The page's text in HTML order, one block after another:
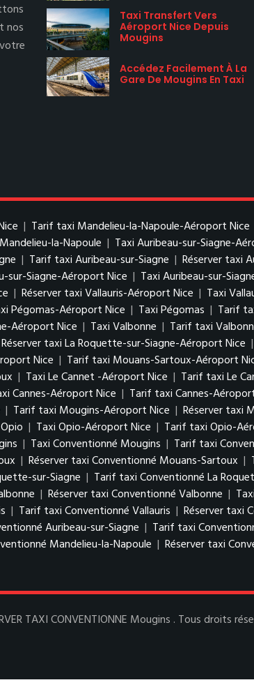
nos
Taxi Transfert Vers
Aéroport Nice Depuis
Mougins
Accédez Facilement À La
Gare De Mougins En Taxi
| Tarif taxi Mandelieu-la-Napoule-Aéroport Nice
la-Napoule | Taxi Auribeau-sur-Siagne-
| Tarif taxi Auribeau-sur-Siagne | Réserver taxi
sur-Siagne-Aéroport Nice | Taxi Auribeau-sur-
| Réserver taxi Vallauris-Aéroport Nice | Taxi
Pégomas-Aéroport Nice | Taxi Pégomas | Tarif
Aéroport Nice | Taxi Valbonne | Tarif taxi
Réserver taxi La Roquette-sur-Siagne-Aéroport Nice |
Nice | Tarif taxi Mouans-Sartoux-Aéroport
| Taxi Le Cannet -Aéroport Nice | Tarif taxi Le
Cannes-Aéroport Nice | Tarif taxi Cannes-
| Tarif taxi Mougins-Aéroport Nice | Réserver taxi
| Taxi Opio-Aéroport Nice | Tarif taxi Opio-
| Taxi Conventionné Mougins | Tarif taxi
| Réserver taxi Conventionné Mouans-Sartoux |
sur-Siagne | Tarif taxi Conventionné La
| Réserver taxi Conventionné Valbonne |
| Tarif taxi Conventionné Vallauris | Réserver taxi
Auribeau-sur-Siagne | Tarif taxi
Mandelieu-la-Napoule | Réserver taxi
TAXI CONVENTIONNE Mougins . Tous droits